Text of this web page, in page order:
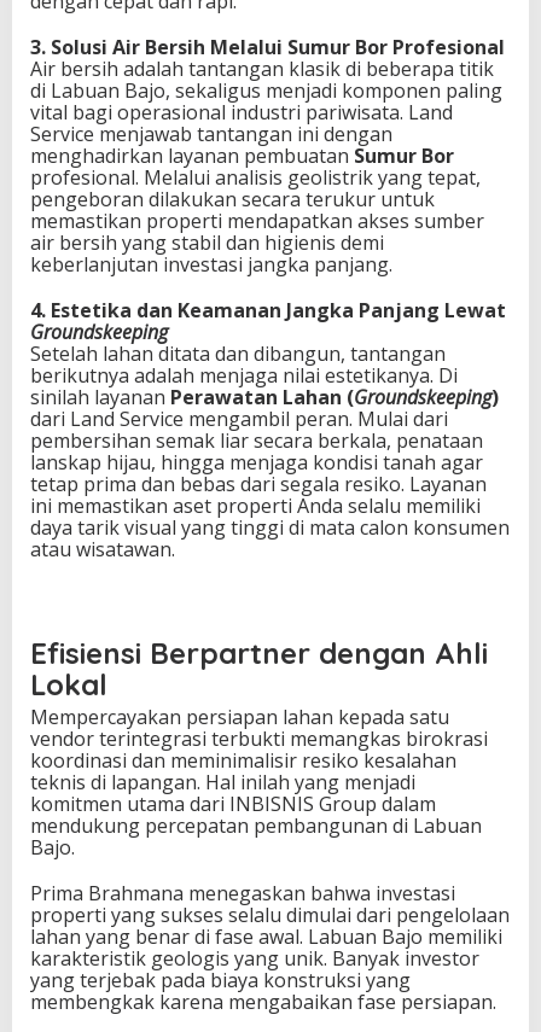
3. Solusi Air Bersih Melalui Sumur Bor Profesional
Air bersih adalah tantangan klasik di beberapa titik
di Labuan Bajo, sekaligus menjadi komponen paling
vital bagi operasional industri pariwisata. Land
Service menjawab tantangan ini dengan
menghadirkan layanan pembuatan Sumur Bor
profesional. Melalui analisis geolistrik yang tepat,
pengeboran dilakukan secara terukur untuk
memastikan properti mendapatkan akses sumber
air bersih yang stabil dan higienis demi
keberlanjutan investasi jangka panjang.
4. Estetika dan Keamanan Jangka Panjang Lewat
Groundskeeping
Setelah lahan ditata dan dibangun, tantangan
berikutnya adalah menjaga nilai estetikanya. Di
sinilah layanan Perawatan Lahan (Groundskeeping)
dari Land Service mengambil peran. Mulai dari
pembersihan semak liar secara berkala, penataan
lanskap hijau, hingga menjaga kondisi tanah agar
tetap prima dan bebas dari segala resiko. Layanan
ini memastikan aset properti Anda selalu memiliki
daya tarik visual yang tinggi di mata calon konsumen
atau wisatawan.
Efisiensi Berpartner dengan Ahli
Lokal
Mempercayakan persiapan lahan kepada satu
vendor terintegrasi terbukti memangkas birokrasi
koordinasi dan meminimalisir resiko kesalahan
teknis di lapangan. Hal inilah yang menjadi
komitmen utama dari INBISNIS Group dalam
mendukung percepatan pembangunan di Labuan
Bajo.
Prima Brahmana menegaskan bahwa investasi
properti yang sukses selalu dimulai dari pengelolaan
lahan yang benar di fase awal. Labuan Bajo memiliki
karakteristik geologis yang unik. Banyak investor
yang terjebak pada biaya konstruksi yang
membengkak karena mengabaikan fase persiapan.